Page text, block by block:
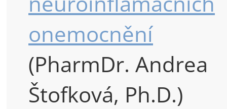
onemocnění
(PharmDr. Andrea
Štofková, Ph.D.)